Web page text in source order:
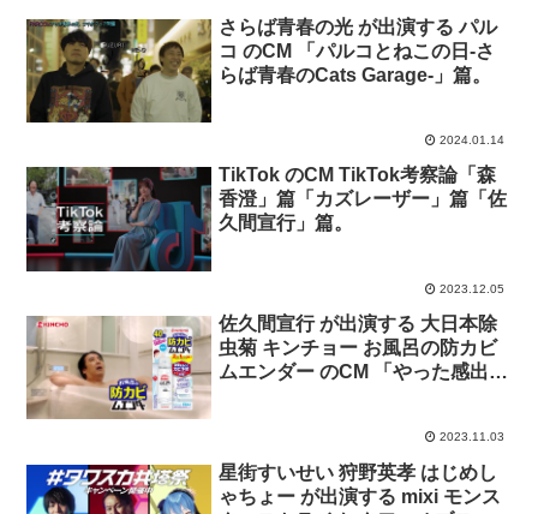
さらば青春の光 が出演する パル
コ のCM 「パルコとねこの日-さ
らば青春のCats Garage-」篇。
2024.01.14
TikTok のCM TikTok考察論「森
香澄」篇「カズレーザー」篇「佐
久間宣行」篇。
2023.12.05
佐久間宣行 が出演する 大日本除
虫菊 キンチョー お風呂の防カビ
ムエンダー のCM 「やった感出す
2023.11.03
星街すいせい 狩野英孝 はじめし
ゃちょー が出演する mixi モンス